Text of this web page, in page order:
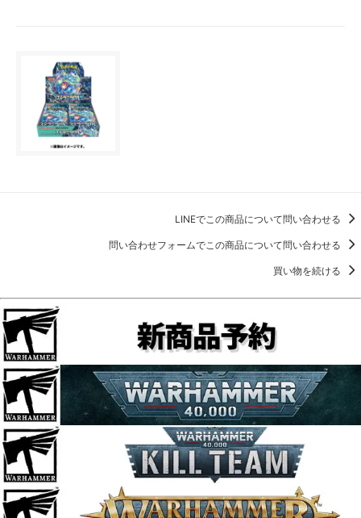
LINEでこの商品について問い合わせる
問い合わせフォームでこの商品について問い合わせる
買い物を続ける